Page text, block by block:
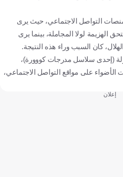
التواصل الاجتماعي، حيث يرى
الهزيمة لولا المجاملة، بينما يرى
كان السبب وراء هذه النتيجة.
(إحدى سلاسل مدرجات كووورة)،
على مواقع التواصل الاجتماعي،
إعلان